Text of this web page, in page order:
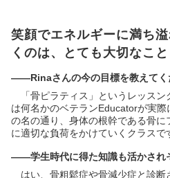
笑顔でエネルギーに満ち
くのは、とても大切なこと
――Rinaさんの今の目標を教えてく
「骨ピラティス」というレッスン
は何名かのベテランEducatorが実
の名の通り、身体の根幹である骨
に適切な負荷をかけていくクラスで
――学生時代に得た知識も活かされ
はい、骨粗鬆症や骨減少症と診断